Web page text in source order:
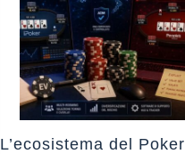
L’ecosistema del Poker